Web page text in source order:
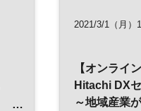
2021/3/1（月）
【オンライ
Hitachi DX
～地域産業